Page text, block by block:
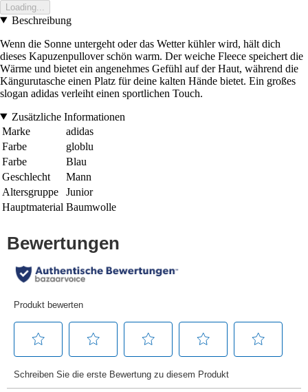
Loading...
Beschreibung
Wenn die Sonne untergeht oder das Wetter kühler wird, hält dich
dieses Kapuzenpullover schön warm. Der weiche Fleece speichert die
Wärme und bietet ein angenehmes Gefühl auf der Haut, während die
Kängurutasche einen Platz für deine kalten Hände bietet. Ein großes
slogan adidas verleiht einen sportlichen Touch.
Zusätzliche Informationen
Marke
adidas
Farbe
globlu
Farbe
Blau
Geschlecht
Mann
Altersgruppe
Junior
Hauptmaterial Baumwolle